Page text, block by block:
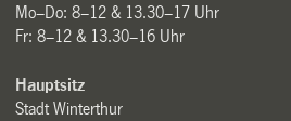
Mo–Do: 8–12 & 13.30–17 Uhr
Fr: 8–12 & 13.30–16 Uhr
Hauptsitz
Stadt Winterthur